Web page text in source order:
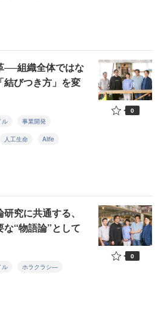
──組織全体ではな
結びつき方」を変
ル 事業開発
人工生命 Alife
0
究に共通する、
な“物語論”として
ル ホラクラシ―
0